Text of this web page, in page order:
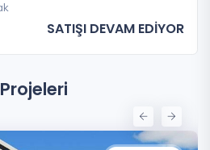
SATIŞI DEVAM EDİYOR